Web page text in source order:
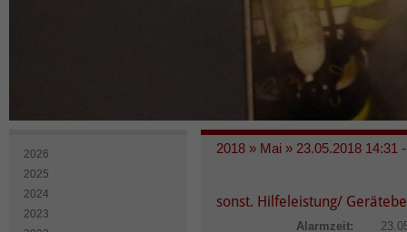
2026
2025
2024
2023
2018 » Mai » 23.05.2018 14:31
sonst. Hilfeleistung/
Alarmzeit: